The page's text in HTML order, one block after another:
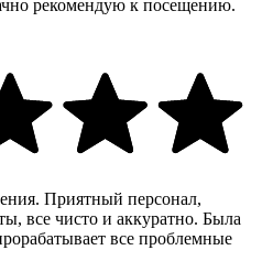
рекомендую к посещению.
Приятный персонал,
все чисто и аккуратно. Была
все проблемные